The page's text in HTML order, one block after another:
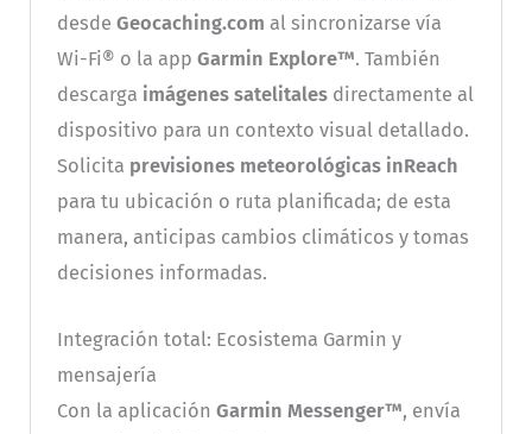
desde Geocaching.com al sincronizarse vía
Wi-Fi® o la app Garmin Explore™. También
descarga imágenes satelitalesdirectamente al
dispositivo para un contexto visual detallado.
Solicita previsiones meteorológicas inReach
para tu ubicación o ruta planificada; de esta
manera, anticipas cambios climáticos y tomas
decisiones informadas.
Integración total: Ecosistema Garmin y
mensajería
Con la aplicación Garmin Messenger™, envía